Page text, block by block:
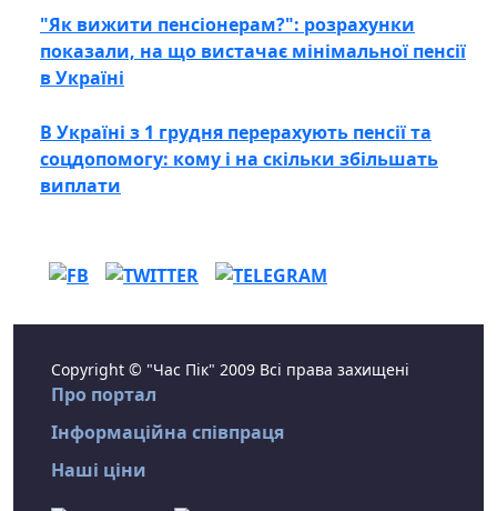
"Як вижити пенсіонерам?": розрахунки
показали, на що вистачає мінімальної пенсії
в Україні
В Україні з 1 грудня перерахують пенсії та
соцдопомогу: кому і на скільки збільшать
виплати
Copyright © "Час Пік" 2009 Всі права захищені
Про портал
Інформаційна співпраця
Наші ціни